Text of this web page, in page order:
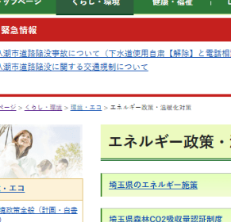
エコキュート交換の窓口の口コミ
夜間電力の活用でさらにお得
給湯器の補助金関連のよくある質問
Q. 給湯器の補助金は個人で申請できますか？